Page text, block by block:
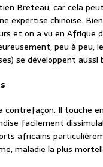
Breteau, car cela
expertise chinoise.
et on a vu en Afrique
peu à peu,
se développent aussi
contrefaçon. Il touche
facilement
africains
maladie la plus